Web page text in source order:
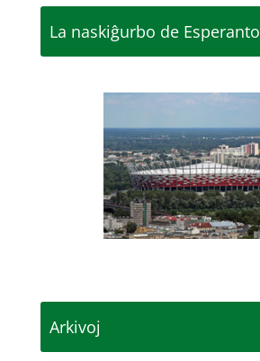
La naskiĝurbo de Esperanto
Arkivoj